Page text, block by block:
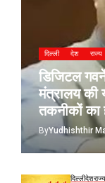
दिल्ली देश राज्य
डिजिटल
मंत्रालय
तकनीकों का
ByYudhishthir
दिल्लीदेश